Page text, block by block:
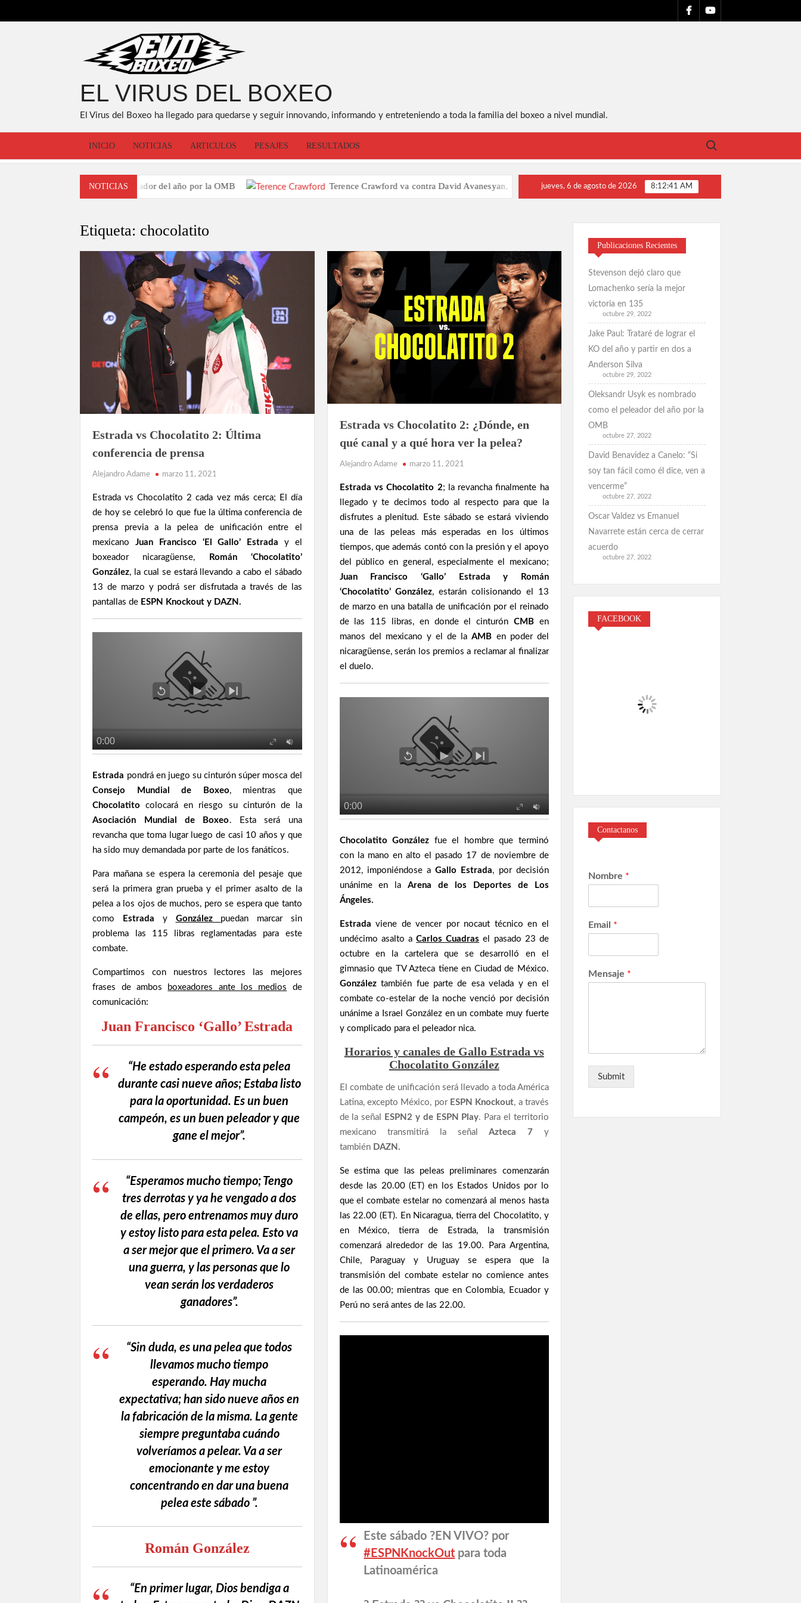
al
FACEBOOK
YT
EL VIRUS DEL BOXEO
El Virus del Boxeo ha llegado para quedarse y seguir innovando, informando y entreteniendo a toda la familia del boxeo a nivel mundial.
INICIO NOTICIAS ARTICULOS PESAJES RESULTADOS
Buscar:
NOTICIAS
como el peleador del año por la OMB Terence Crawford va contra David Avanesyan, se cae la pelea vs Spence Errol Spence y sus abogados están en incertidumbre,
jueves, 6 de agosto de 2026 8:12:42 AM
Etiqueta: chocolatito
BOXEO
Estrada vs Chocolatito 2: Última
conferencia de prensa
Alejandro Adame marzo 11, 2021
Estrada vs Chocolatito 2 cada vez más cerca; El día
de hoy se celebró lo que fue la última conferencia de
prensa previa a la pelea de unificación entre el
mexicanoJuan Francisco ‘El Gallo’ Estrada y el
boxeador nicaragüense,
Román ‘Chocolatito’
González, la cual se estará llevando a cabo el sábado
13 de marzo y podrá ser disfrutada a través de las
pantallas de ESPN Knockout y DAZN.
Estrada pondrá en juego su cinturón súper mosca del
Consejo Mundial de Boxeo, mientras que
Chocolatitocolocará en riesgo su cinturón de la
Asociación Mundial de Boxeo . Esta será una
revancha que toma lugar luego de casi 10 años y que
ha sido muy demandada por parte de los fanáticos.
Para mañana se espera la ceremonia del pesaje que
será la primera gran prueba y el primer asalto de la
pelea a los ojos de muchos, pero se espera que tanto
como
Estrada y González puedan marcar sin
problema las 115 libras reglamentadas para este
combate.
Compartimos con nuestros lectores las mejores
frases de ambos
boxeadores ante los medios de
comunicación:
Juan Francisco ‘Gallo’ Estrada
“He estado esperando esta pelea
durante casi nueve años; Estaba listo
para la oportunidad. Es un buen
campeón, es un buen peleador y que
gane el mejor”.
“Esperamos mucho tiempo; Tengo
tres derrotas y ya he vengado a dos
de ellas, pero entrenamos muy duro
y estoy listo para esta pelea. Esto va
a ser mejor que el primero. Va a ser
una guerra, y las personas que lo
vean serán los verdaderos
ganadores”.
“Sin duda, es una pelea que todos
llevamos mucho tiempo
esperando. Hay mucha
expectativa; han sido nueve años en
la fabricación de la misma. La gente
siempre preguntaba cuándo
volveríamos a pelear. Va a ser
emocionante y me estoy
concentrando en dar una buena
pelea este sábado ”.
Román González
“En primer lugar, Dios bendiga a
BOXEO
NOTICIAS
Estrada vs Chocolatito 2: ¿Dónde, en
qué canal y a qué hora ver la pelea?
Alejandro Adame marzo 11, 2021
Estrada vs Chocolatito 2; la revancha finalmente ha
llegado y te decimos todo al respecto para que la
disfrutes a plenitud. Este sábado se estará viviendo
una de las peleas más esperadas en los últimos
tiempos, que además contó con la presión y el apoyo
del público en general, especialmente el mexicano;
Juan Francisco ‘Gallo’ Estrada y Román
‘Chocolatito’ González, estarán colisionando el 13
de marzo en una batalla de unificación por el reinado
de las 115 libras, en donde el cinturón CMB en
manos del mexicano y el de laAMB en poder del
nicaragüense, serán los premios a reclamar al finalizar
el duelo.
Chocolatito González fue el hombre que terminó
con la mano en alto el pasado 17 de noviembre de
2012, imponiéndose aGallo Estrada, por decisión
unánime en laArena de los Deportes de Los
Ángeles.
Estradaviene de vencer por nocaut técnico en el
undécimo asalto aCarlos Cuadras el pasado 23 de
octubre en la cartelera que se desarrolló en el
gimnasio que TV Azteca tiene en Ciudad de México.
Gonzáleztambién fue parte de esa velada y en el
combate co-estelar de la noche venció por decisión
unánime a Israel González en un combate muy fuerte
y complicado para el peleador nica.
Horarios y canales de Gallo Estrada vs
Chocolatito González
El combate de unificación será llevado a toda América
Latina, excepto México, porESPN Knockout, a través
de la señal
ESPN2 y de ESPN Play. Para el territorio
mexicano transmitirá la señalAzteca 7 y
también DAZN.
Se estima que las peleas preliminares comenzarán
desde las 20.00 (ET) en los Estados Unidos por lo
que el combate estelar no comenzará al menos hasta
las 22.00 (ET). En Nicaragua, tierra del Chocolatito, y
en México, tierra de Estrada, la transmisión
comenzará alrededor de las 19.00. Para Argentina,
Chile, Paraguay y Uruguay se espera que la
transmisión del combate estelar no comience antes
de las 00.00; mientras que en Colombia, Ecuador y
Perú no será antes de las 22.00.
Este sábado ?EN VIVO? por
#ESPNKnockOut para toda
Latinoamérica
Publicaciones Recientes
Stevenson dejó claro que
Lomachenko sería la mejor
victoria en 135
octubre 29, 2022
Jake Paul: Trataré de lograr el
KO del año y partir en dos a
Anderson Silva
octubre 29, 2022
Oleksandr Usyk es nombrado
como el peleador del año por la
OMB
octubre 27, 2022
David Benavidez a Canelo: “Si
soy tan fácil como él dice, ven a
vencerme”
octubre 27, 2022
Oscar Valdez vs Emanuel
Navarrete están cerca de cerrar
acuerdo
octubre 27, 2022
FACEBOOK
Contactanos
Nombre *
Email *
Mensaje *
Submit